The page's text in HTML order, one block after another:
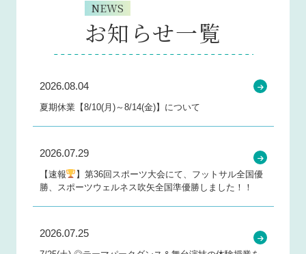
NEWS
お知らせ一覧
2026.08.04
夏期休業【8/10(月)～8/14(金)】について
2026.07.29
【速報
】第36回スポーツ大会にて、フットサル全国優
勝、スポーツウェルネス吹矢全国準優勝しました！！
2026.07.25